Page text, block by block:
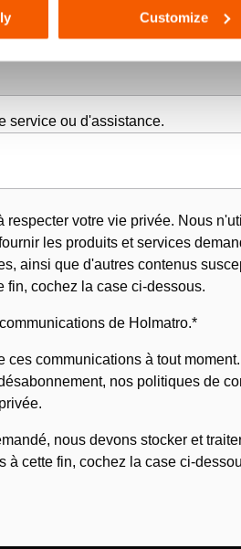
Customize
service ou d'assistance.
respecter votre vie privée. Nous
les produits et services
ainsi que d'autres contenus
fin, cochez la case ci-dessous.
de Holmatro.*
ces communications à tout
nos politiques de
nous devons stocker et
à cette fin, cochez la case ci-